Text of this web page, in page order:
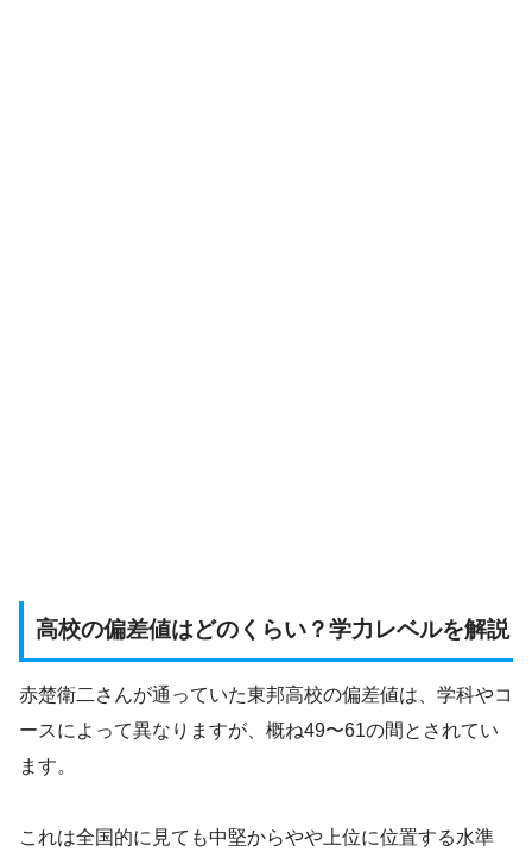
高校の偏差値はどのくらい？学力レベルを解説
赤楚衛二さんが通っていた東邦高校の偏差値は、学科やコ
ースによって異なりますが、概ね49〜61の間とされてい
ます。
これは全国的に見ても中堅からやや上位に位置する水準